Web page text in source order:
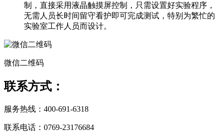
制，直接采用液晶触摸屏控制，只需设置好实验程序，
无需人员长时间留守看护即可完成测试，特别为繁忙的
实验室工作人员而设计。
微信二维码
联系方式：
服务热线：400-691-6318
联系电话：0769-23176684